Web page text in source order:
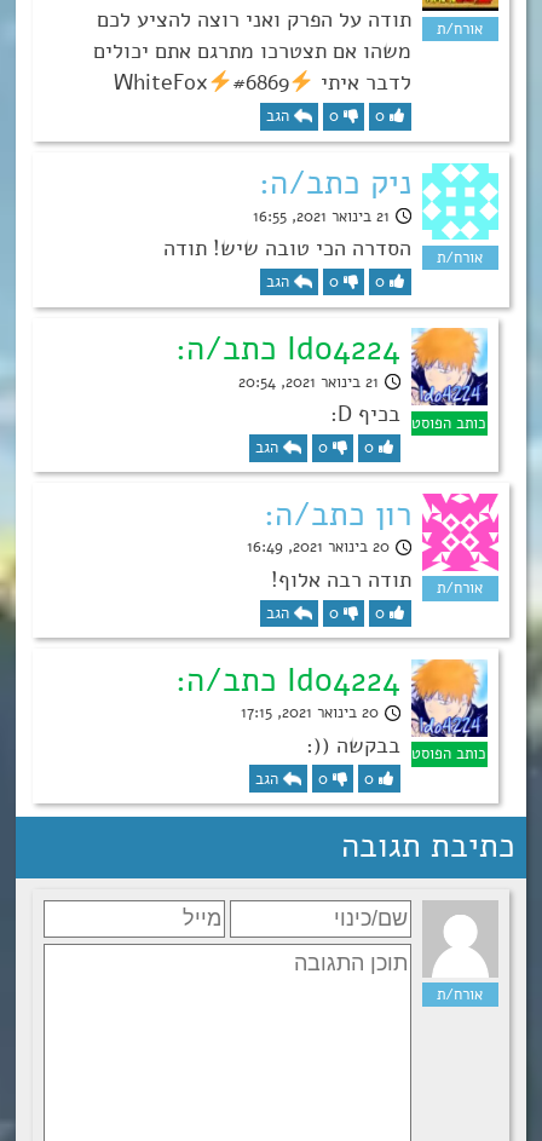
תודה על הפרק ואני רוצה להציע לכם
משהו אם תצטרכו מתרגם אתם יכולים
לדבר איתי
WhiteFox #6869
0
0 הגב
ניק כתב/ה:
21 בינואר 2021, 16:55
הסדרה הכי טובה שיש! תודה
0
0 הגב
Ido4224 כתב/ה:
21 בינואר 2021, 20:54
בכיף D:
0
0 הגב
רון כתב/ה:
20 בינואר 2021, 16:49
תודה רבה אלוף!
0
0 הגב
Ido4224 כתב/ה:
20 בינואר 2021, 17:15
בבקשה ((:
0
0 הגב
כתיבת תגובה